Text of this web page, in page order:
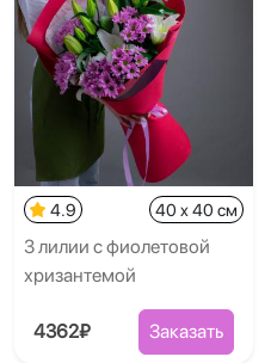
4.9 40 x 40 см
3 лилии с фиолетовой
хризантемой
4362₽ Заказать